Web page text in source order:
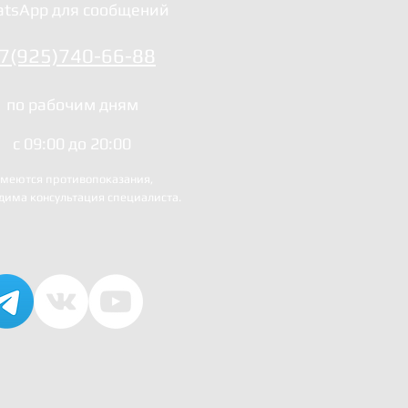
разрезать и выращивать
растворе. Существуют три
и применяются
VUE -идеален для
для обработки растянутых
QANTUM 2- очень
коленного сустава.
для сообщений
66-88
по рабочим дням
с 09:00 до 20:00
противопоказания,
консультация специалиста.